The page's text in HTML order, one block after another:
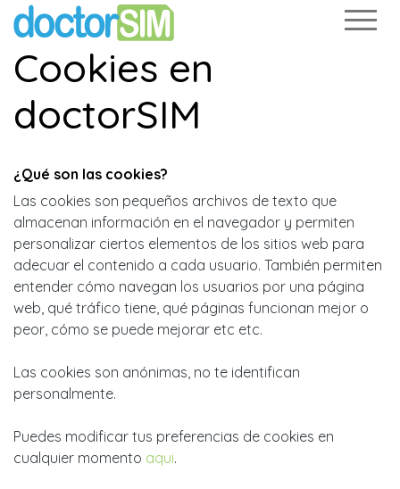
Cookies en
doctorSIM
¿Qué son las cookies?
Las cookies son pequeños archivos de texto que
almacenan información en el navegador y permiten
personalizar ciertos elementos de los sitios web para
adecuar el contenido a cada usuario. También permiten
entender cómo navegan los usuarios por una página
web, qué tráfico tiene, qué páginas funcionan mejor o
peor, cómo se puede mejorar etc etc.
Las cookies son anónimas, no te identifican
personalmente.
Puedes modificar tus preferencias de cookies en
cualquier momento aqui.